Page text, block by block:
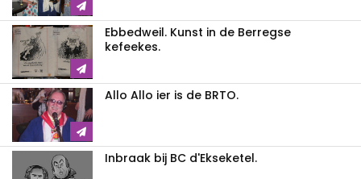
Ebbedweil. Kunst in de Berregse
kefeekes.
Allo Allo ier is de BRTO.
Inbraak bij BC d'Ekseketel.